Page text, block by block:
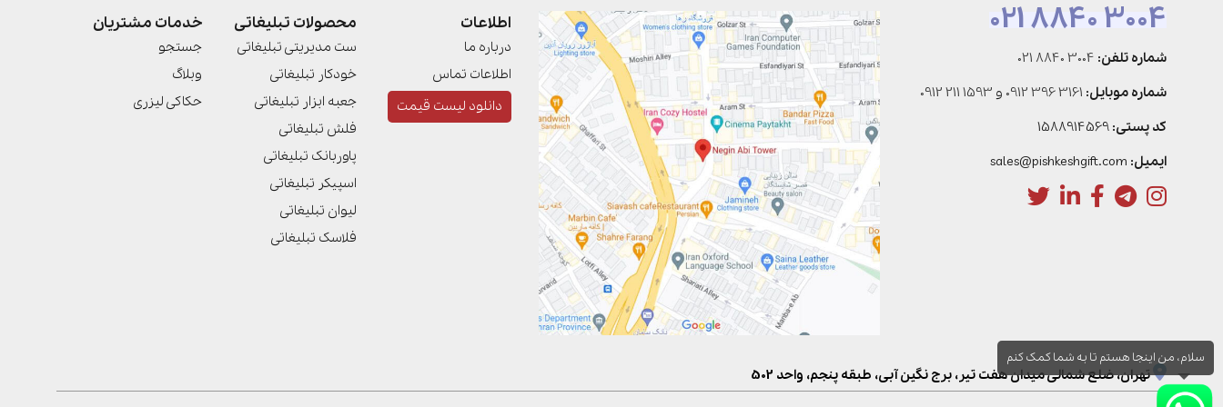
سلام، من اینجا هستم تا به شما کمک کنم
اطلاعات
درباره ما
اطلاعات تماس
دانلود لیست قیمت
محصولات تبلیغاتی
ست مدیریتی تبلیغاتی
خودکار تبلیغاتی
جعبه ابزار تبلیغاتی
فلش تبلیغاتی
پاوربانک تبلیغاتی
اسپیکر تبلیغاتی
لیوان تبلیغاتی
فلاسک تبلیغاتی
خدمات مشتریان
جستجو
وبلاگ
حکاکی لیزری
021 8840 3004
شماره تلفن: 021 8840 3004
شماره موبایل: 0912 396 3161 و 0912 211 1593
کد پستی:
ایمیل:
تهران، ضلع شمالی میدان هفت تیر، برج نگین آبی، طبقه پنجم، واحد 502